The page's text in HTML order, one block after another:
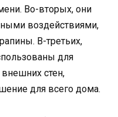
Во-вторых, они
воздействиями,
В-третьих,
для
внешних стен,
для всего дома.